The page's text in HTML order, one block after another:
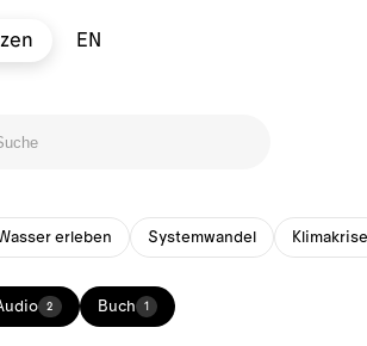
EN
erleben Systemwandel Klimakrise
2 Buch 1